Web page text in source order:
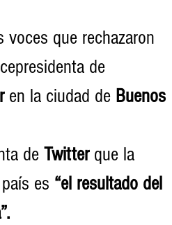
voces que rechazaron
de
en la ciudad de Buenos
de Twitter que la
es “el resultado del